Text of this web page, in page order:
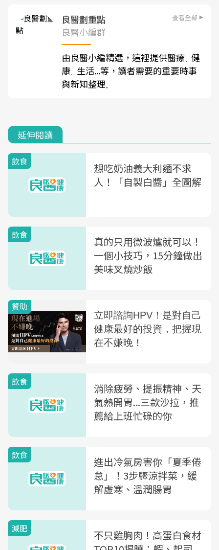
良醫劃重點 查看全部
良醫小編群
由良醫小編精選，這裡提供醫療、 健
康、 生活...等，讀者需要的重要時事
與新知整理。
延伸閱讀
飲食
想吃奶油義大利麵不求
人！「自製白醬」全圖解
飲食
真的只用微波爐就可以！
一個小技巧，15分鐘做出
美味叉燒炒飯
飲食
消除疲勞、提振精神、天
氣熱開胃...三款沙拉，推
薦給上班忙碌的你
飲食
進出冷氣房害你「夏季倦
怠」！3步驟涼拌菜，緩
解虛寒、溫潤腸胃
減肥
不只雞胸肉！高蛋白食材